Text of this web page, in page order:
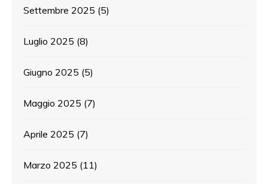
Settembre 2025 (5)
Luglio 2025 (8)
Giugno 2025 (5)
Maggio 2025 (7)
Aprile 2025 (7)
Marzo 2025 (11)